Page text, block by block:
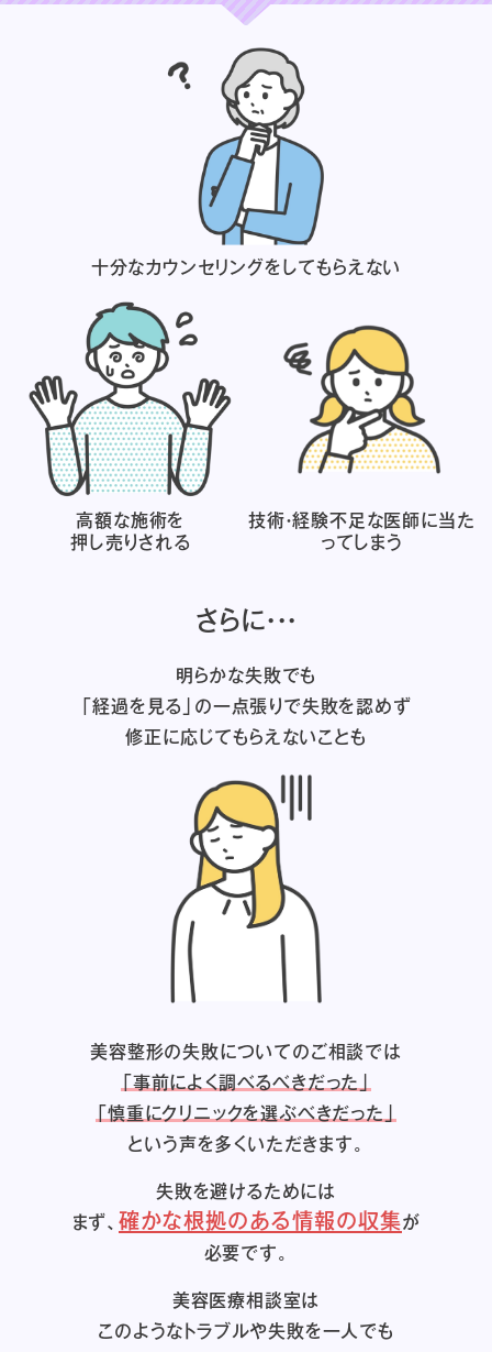
十分なカウンセリングをしてもらえない
高額な施術を
押し売りされる
技術・経験不足な医師に当た
ってしまう
さらに・・・
明らかな失敗でも
「経過を見る」の一点張りで失敗を認めず
修正に応じてもらえないことも
美容整形の失敗についてのご相談では
「事前によく調べるべきだった」
「慎重にクリニックを選ぶべきだった」
という声を多くいただきます。
失敗を避けるためには
まず、確かな根拠のある情報の収集が
必要です。
美容医療相談室は
このようなトラブルや失敗を一人でも